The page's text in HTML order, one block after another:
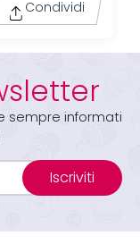
Condividi
sempre informati
Iscriviti